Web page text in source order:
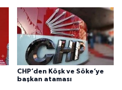
CHP’den Köşk ve Söke’ye
başkan ataması